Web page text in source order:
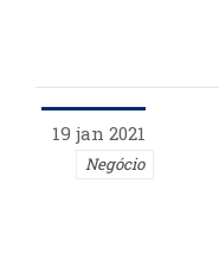
19 jan 2021
Negócio